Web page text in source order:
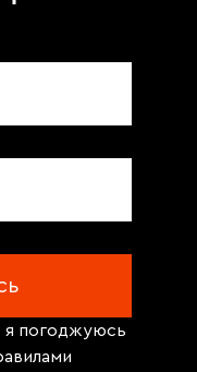
я погоджуюсь